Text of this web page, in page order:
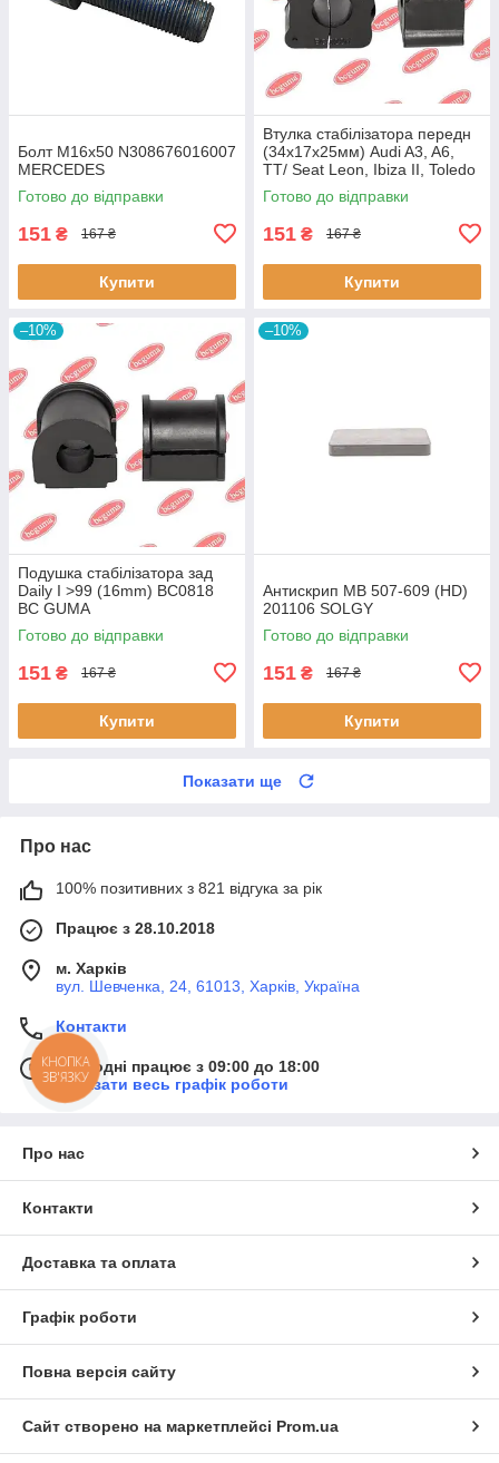
Болт M16x50 N308676016007
MERCEDES
Готово до відправки
151 ₴ 167 ₴
Купити
Втулка стабілізатора передн
(34х17х25мм) Audi A3, A6,
TT/ Seat Leon, Ibiza II, Toledo
II (BC0226) BCGUMA BC0226
BC GUMA
Готово до відправки
151 ₴ 167 ₴
Купити
–10%
Подушка стабілізатора зад
Daily I >99 (16mm) BC0818
BC GUMA
Готово до відправки
151 ₴ 167 ₴
Купити
–10%
Антискрип MB 507-609 (HD)
201106 SOLGY
Готово до відправки
151 ₴ 167 ₴
Купити
Показати ще
Про нас
100% позитивних з 821 відгука за рік
Працює з 28.10.2018
м. Харків
вул. Шевченка, 24, 61013, Харків, Україна
Контакти
Сьогодні працює з 09:00 до 18:00
Показати весь графік роботи
Про нас
Контакти
Доставка та оплата
Графік роботи
Повна версія сайту
Сайт створено на маркетплейсі Prom.ua
КНОПКА
ЗВ'ЯЗКУ